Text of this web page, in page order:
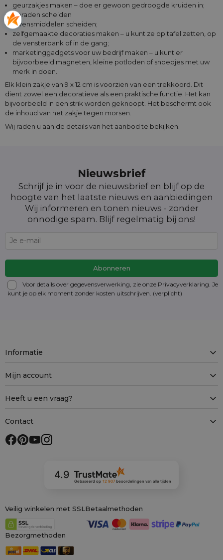
geurzakjes maken – doe er gewoon gedroogde kruiden in;
sieraden scheiden
levensmiddelen scheiden;
zelfgemaakte decoraties maken – u kunt ze op tafel zetten, op
de vensterbank of in de gang;
marketinggadgets voor uw bedrijf maken – u kunt er
bijvoorbeeld magneten, kleine potloden of snoepjes met uw
merk in doen.
Elk klein zakje van 9 x 12 cm is voorzien van een trekkoord. Dit
dient zowel een decoratieve als een praktische functie. Het kan
bijvoorbeeld in een strik worden geknoopt. Het beschermt ook
de inhoud van het zakje tegen morsen.
Wij raden u aan de details van het aanbod te bekijken.
Nieuwsbrief
Schrijf je in voor de nieuwsbrief en blijf op de
hoogte van het laatste nieuws en aanbiedingen
Wij informeren en tonen nieuws - zonder
onnodige spam. Blijf regelmatig bij ons!
Voor details over gegevensverwerking, zie onze Privacyverklaring. Je
kunt je op elk moment zonder kosten uitschrijven. (verplicht)
Informatie
Mijn account
Heeft u een vraag?
Contact
4.9
Gebaseerd op 12 907beoordelingen van alle tijden
Veilig winkelen met SSL Betaalmethoden
Bezorgmethoden